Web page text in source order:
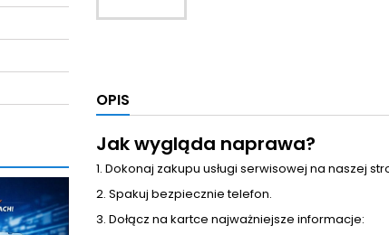
OPIS
Jak wygląda naprawa?
1. Dokonaj zakupu usługi serwisowej na naszej
2. Spakuj bezpiecznie telefon.
3. Dołącz na kartce najważniejsze informacje: